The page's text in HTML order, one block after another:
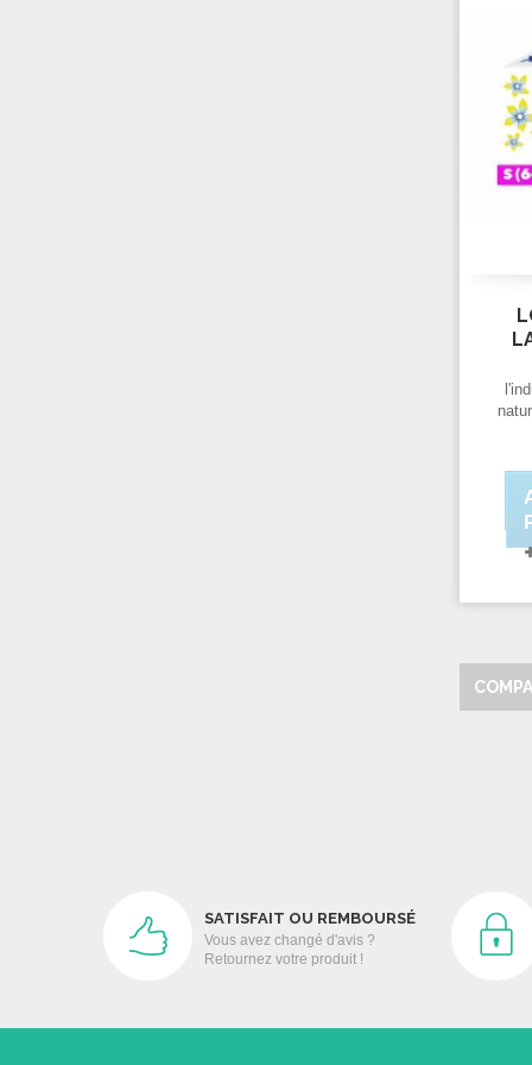
SATISFAIT OU REMBOURSÉ
Vous avez changé d'avis ?
Retournez votre produit !